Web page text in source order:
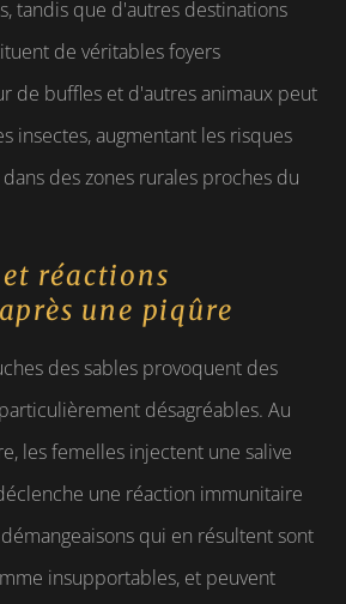
tandis que d'autres destinations
de véritables foyers
de buffles et d'autres animaux peut
insectes, augmentant les risques
des zones rurales proches du
réactions
une piqûre
des sables provoquent des
désagréables. Au
les femelles injectent une salive
une réaction immunitaire
qui en résultent sont
insupportables, et peuvent